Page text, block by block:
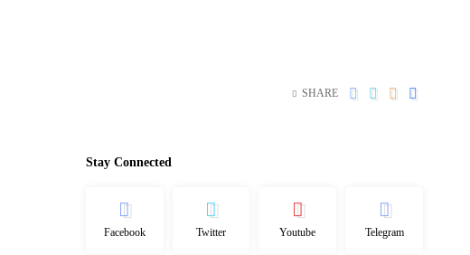
SHARE
Stay Connected
Facebook Twitter Youtube Telegram